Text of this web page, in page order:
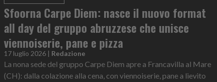
Sfoorna Carpe Diem: nasce il nuovo format
all day del gruppo abruzzese che unisce
viennoiserie, pane e pizza
17 luglio 2026 | Redazione
La nona sede del gruppo Carpe Diem apre a Francavilla al Mare
(CH): dalla colazione alla cena, con viennoiserie, pane a lievito